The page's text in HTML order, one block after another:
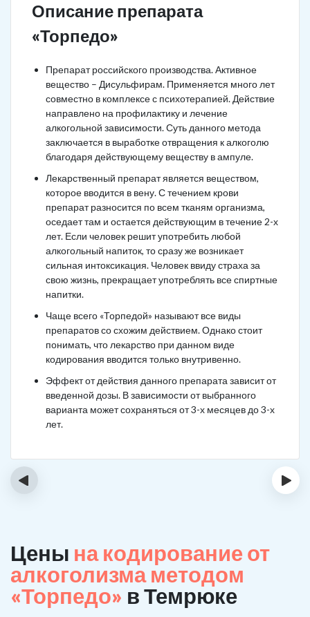
Описание препарата
«Торпедо»
Препарат российского производства. Активное
вещество – Дисульфирам. Применяется много лет
совместно в комплексе с психотерапией. Действие
направлено на профилактику и лечение
алкогольной зависимости. Суть данного метода
заключается в выработке отвращения к алкоголю
благодаря действующему веществу в ампуле.
Лекарственный препарат является веществом,
которое вводится в вену. С течением крови
препарат разносится по всем тканям организма,
оседает там и остается действующим в течение 2-х
лет. Если человек решит употребить любой
алкогольный напиток, то сразу же возникает
сильная интоксикация. Человек ввиду страха за
свою жизнь, прекращает употреблять все спиртные
напитки.
Чаще всего «Торпедой» называют все виды
препаратов со схожим действием. Однако стоит
понимать, что лекарство при данном виде
кодирования вводится только внутривенно.
Эффект от действия данного препарата зависит от
введенной дозы. В зависимости от выбранного
варианта может сохраняться от 3-х месяцев до 3-х
лет.
‹ ›
Цены на кодирование от
алкоголизма методом
«Торпедо» в Темрюке